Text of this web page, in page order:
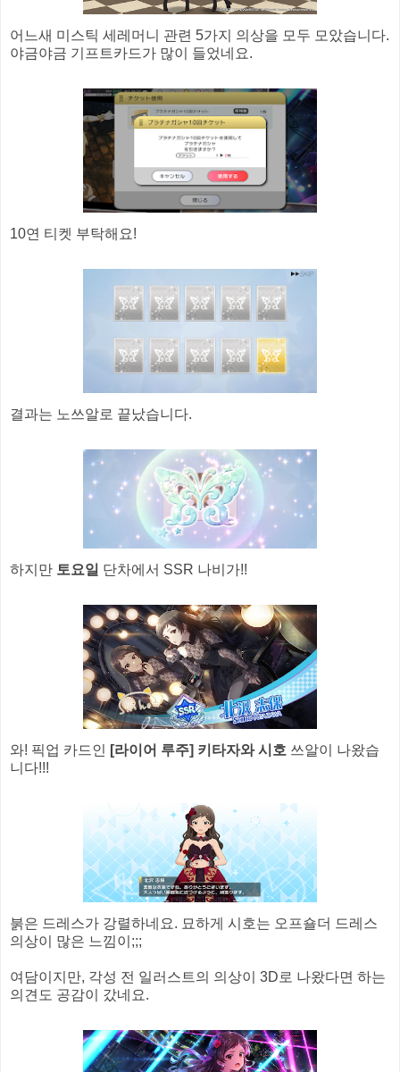
어느새 미스틱 세레머니 관련 5가지 의상을 모두 모았습니다.
야금야금 기프트카드가 많이 들었네요.
10연 티켓 부탁해요!
결과는 노쓰알로 끝났습니다.
하지만 토요일 단차에서 SSR 나비가!!
와! 픽업 카드인 [라이어 루주] 키타자와 시호 쓰알이 나왔습
니다!!!
붉은 드레스가 강렬하네요. 묘하게 시호는 오프숄더 드레스
의상이 많은 느낌이;;;
여담이지만, 각성 전 일러스트의 의상이 3D로 나왔다면 하는
의견도 공감이 갔네요.